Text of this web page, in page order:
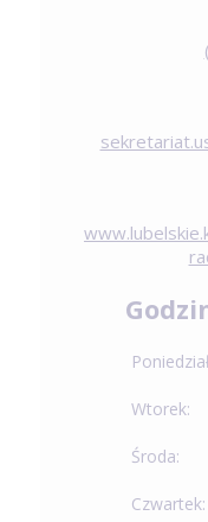
Wtorek:
Środa:
Czwartek: